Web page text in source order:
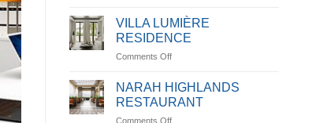
HÀNG
OCEANICA
VILLA LUMIÈRE
RESIDENCE
Comments Offon
LUMIÈRE
RESIDENCE
NARAH HIGHLANDS
RESTAURANT
Comments Offon